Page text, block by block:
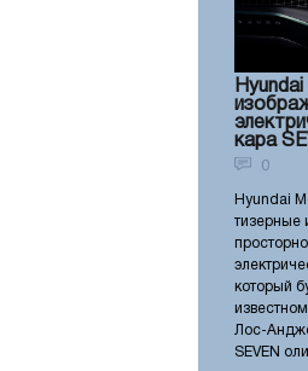
кара
0
Hyundai
тизерные
который
Лос-
SEVEN